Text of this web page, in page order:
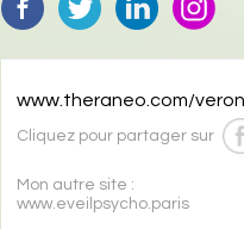
www.theraneo.com/
Cliquez pour partager sur
Mon autre site :
www.eveilpsycho.paris